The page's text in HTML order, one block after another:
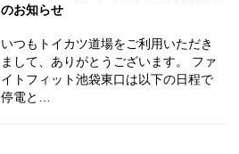
のお知らせ
いつもトイカツ道場をご利用いただき
まして、ありがとうございます。 ファ
イトフィット池袋東口は以下の日程で
停電と…